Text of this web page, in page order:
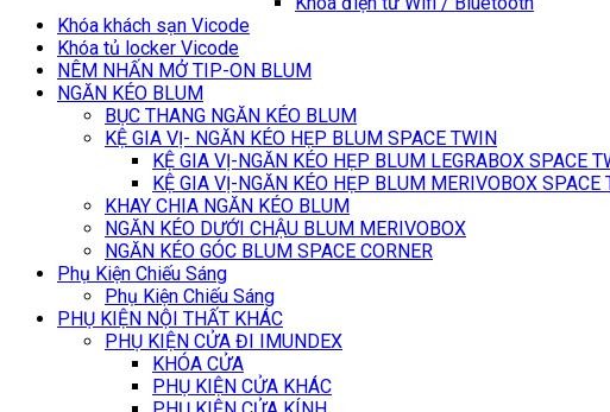
Khóa khách sạn Vicode
Khóa tủ locker Vicode
NÊM NHẤN MỞ TIP-ON BLUM
NGĂN KÉO BLUM
BỤC THANG NGĂN KÉO BLUM
KỆ GIA VỊ- NGĂN KÉO HẸP BLUM SPACE TWIN
KỆ GIA VỊ-NGĂN KÉO HẸP BLUM LEGRABOX SPACE
KỆ GIA VỊ-NGĂN KÉO HẸP BLUM MERIVOBOX SPACE
KHAY CHIA NGĂN KÉO BLUM
NGĂN KÉO DƯỚI CHẬU BLUM MERIVOBOX
NGĂN KÉO GÓC BLUM SPACE CORNER
Phụ Kiện Chiếu Sáng
Phụ Kiện Chiếu Sáng
PHỤ KIỆN NỘI THẤT KHÁC
PHỤ KIỆN CỬA ĐI IMUNDEX
KHÓA CỬA
PHỤ KIỆN CỬA KHÁC